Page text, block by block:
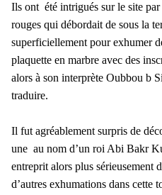
Ils ont été intrigués sur le site
rouges qui débordait de sous la
superficiellement pour exhumer
plaquette en marbre avec des
alors à son interprète Oubbou b
traduire.
Il fut agréablement surpris de
une au nom d’un roi Abi Bakr
entreprit alors plus sérieusement
d’autres exhumations dans cette